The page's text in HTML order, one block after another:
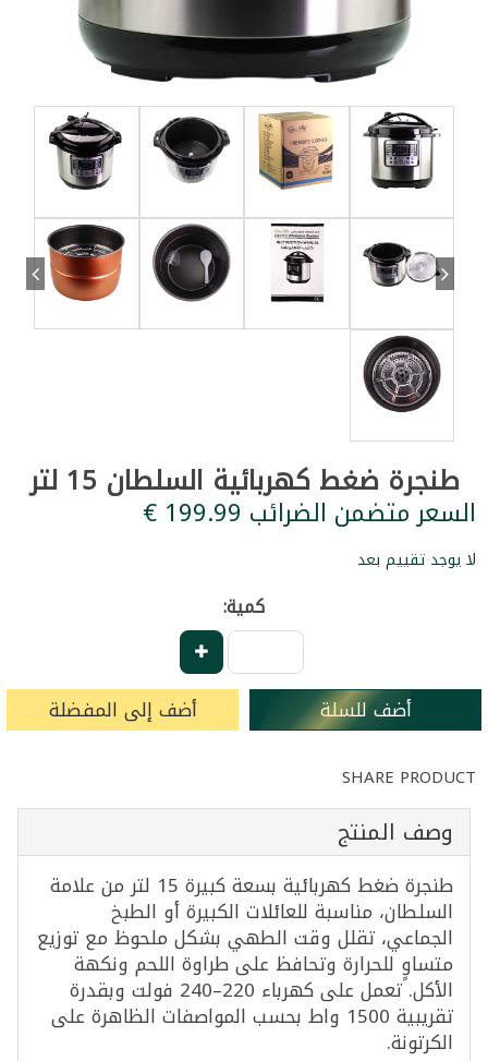
طنجرة ضغط كهربائية السلطان 15 لتر
السعر متضمن الضرائب ‏199.99 €
لا يوجد تقييم بعد
كمية:
أضف للسلة أضف إلى المفضلة
SHARE PRODUCT
وصف المنتج
طنجرة ضغط كهربائية بسعة كبيرة 15 لتر من علامة
السلطان، مناسبة للعائلات الكبيرة أو الطبخ
الجماعي، تقلل وقت الطهي بشكل ملحوظ مع توزيع
متساوٍ للحرارة وتحافظ على طراوة اللحم ونكهة
الأكل. تعمل على كهرباء 220–240 فولت وبقدرة
تقريبية 1500 واط بحسب المواصفات الظاهرة على
الكرتونة.